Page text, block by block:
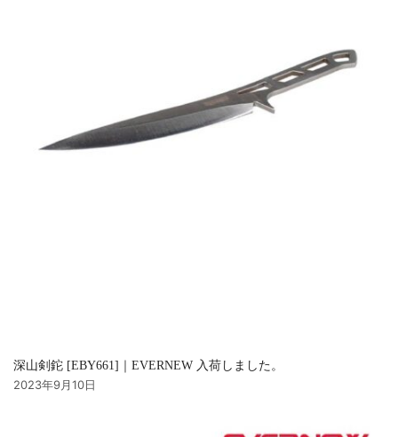
深山剣鉈 [EBY661]｜EVERNEW 入荷しました。
2023年9月10日